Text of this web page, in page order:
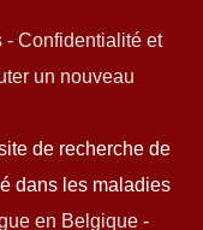
- Confidentialité et
un nouveau
de recherche de
dans les maladies
en Belgique -